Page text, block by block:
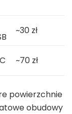
~30 zł
~70 zł
powierzchnie
obudowy